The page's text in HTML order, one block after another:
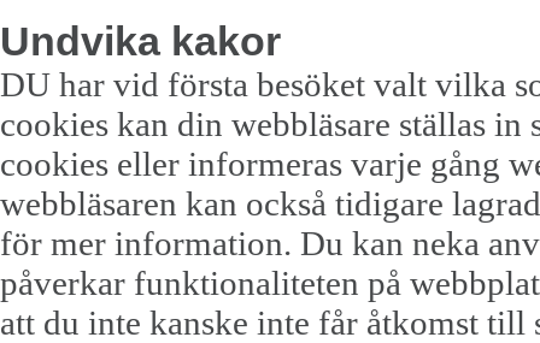
Undvika kakor
DU har vid första besöket valt vilka
cookies kan din webbläsare ställas
cookies eller informeras varje gång
webbläsaren kan också tidigare
för mer information. Du kan neka
påverkar funktionaliteten på
att du inte kanske inte får åtkomst